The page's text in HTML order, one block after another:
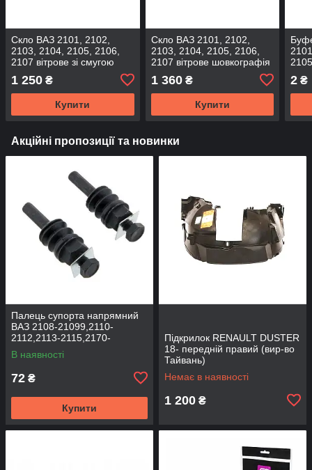
Скло ВАЗ 2101, 2102,
2103, 2104, 2105, 2106,
2107 вітрове зі смугою
1 250 ₴
Купити
Скло ВАЗ 2101, 2102,
2103, 2104, 2105, 2106,
2107 вітрове шовкографія
SafeGlass)
1 360₴
Купити
2 ₴
Акційні пропозиції та новинки
Палець супорта напрямний
ВАЗ 2108-21099,2110-
2112,2113-2115,2170-
2172,2190, 1117-1119 (к-т
2шт) (вир-во BEG-LINE)
В наявності
72 ₴
Купити
Підкрилок RENAULT DUSTER
18- передній правий (вир-во
Тайвань)
Немає в наявності
1 200 ₴